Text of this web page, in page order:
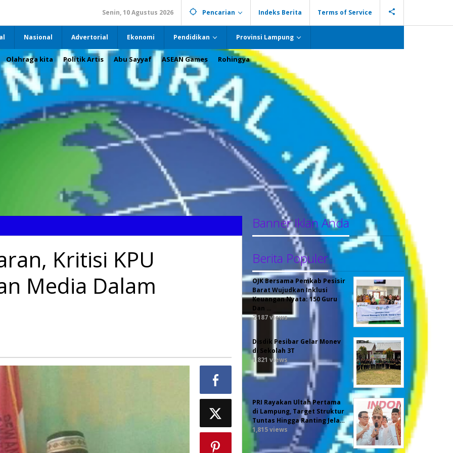
Senin, 10 Agustus 2026 Pencarian Indeks Berita Terms of Service
Nasional Advertorial Ekonomi Pendidikan Provinsi Lampung
Olahraga kita Politik Artis Abu Sayyaf ASEAN Games Rohingya
Kritisi KPU
Media Dalam
Banner Iklan Anda
Berita Populer
OJK Bersama Pemkab Pesisir
Barat Wujudkan Inklusi
Keuangan Nyata: 150 Guru
Dan …
2,187 views
Disdik Pesibar Gelar Monev
di Sekolah 3T
1,821 views
PRI Rayakan Ultah Pertama
di Lampung, Target Struktur
Tuntas Hingga Ranting Jela…
1,815 views